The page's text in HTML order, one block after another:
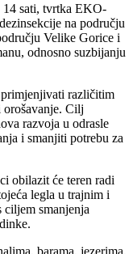
14 sati, tvrtka EKO-
na području
Velike Gorice i
odnosno suzbijanju
primjenjivati različitim
orošavanje. Cilj
razvoja u odrasle
i smanjiti potrebu za
obilazit će teren radi
legla u trajnim i
ciljem smanjenja
barama, jezerima,